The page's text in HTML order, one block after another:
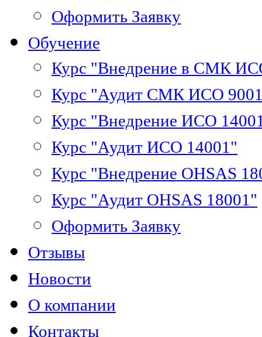
Оформить Заявку
Обучение
Курс "Внедрение в СМК
Курс "Аудит СМК ИСО
Курс "Внедрение ИСО
Курс "Аудит ИСО 14001"
Курс "Внедрение OHSAS
Курс "Аудит OHSAS 18001"
Оформить Заявку
Отзывы
Новости
О компании
Контакты